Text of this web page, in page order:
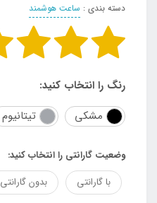
دسته بندی : ساعت هوشمند
رنگ را انتخاب کنید:
مشکی
تیتانیوم
وضعیت گارانتی را انتخاب کنید:
با گارانتی
بدون گارانتی